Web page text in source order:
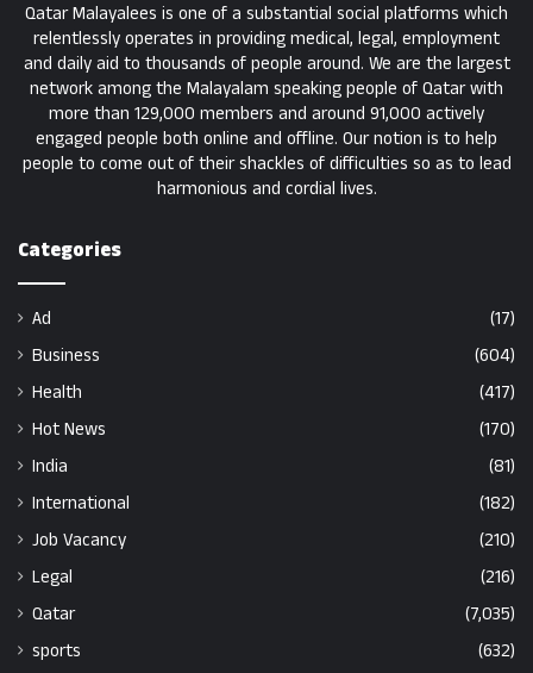
Qatar Malayalees is one of a substantial social platforms which
relentlessly operates in providing medical, legal, employment
and daily aid to thousands of people around. We are the largest
network among the Malayalam speaking people of Qatar with
more than 129,000 members and around 91,000 actively
engaged people both online and offline. Our notion is to help
people to come out of their shackles of difficulties so as to lead
harmonious and cordial lives.
Categories
Ad
(17)
Business
(604)
Health
(417)
Hot News
(170)
India
(81)
International
(182)
Job Vacancy
(210)
Legal
(216)
Qatar
(7,035)
sports
(632)